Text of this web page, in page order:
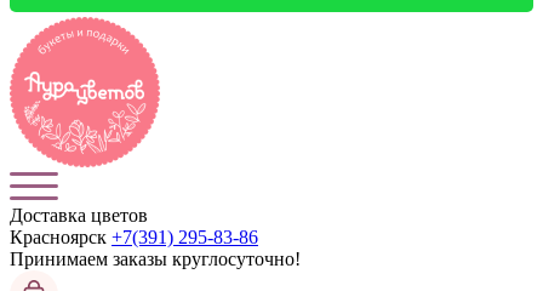
Доставка цветов
Красноярск +7(391) 295-83-86
Принимаем заказы круглосуточно!